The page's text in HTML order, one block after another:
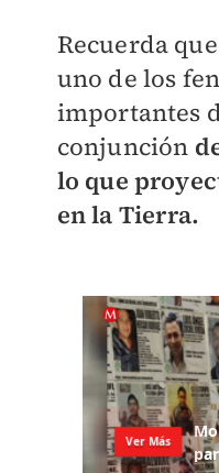
Recuerda
uno de los
importantes
conjunción
lo que
en la Tierra.